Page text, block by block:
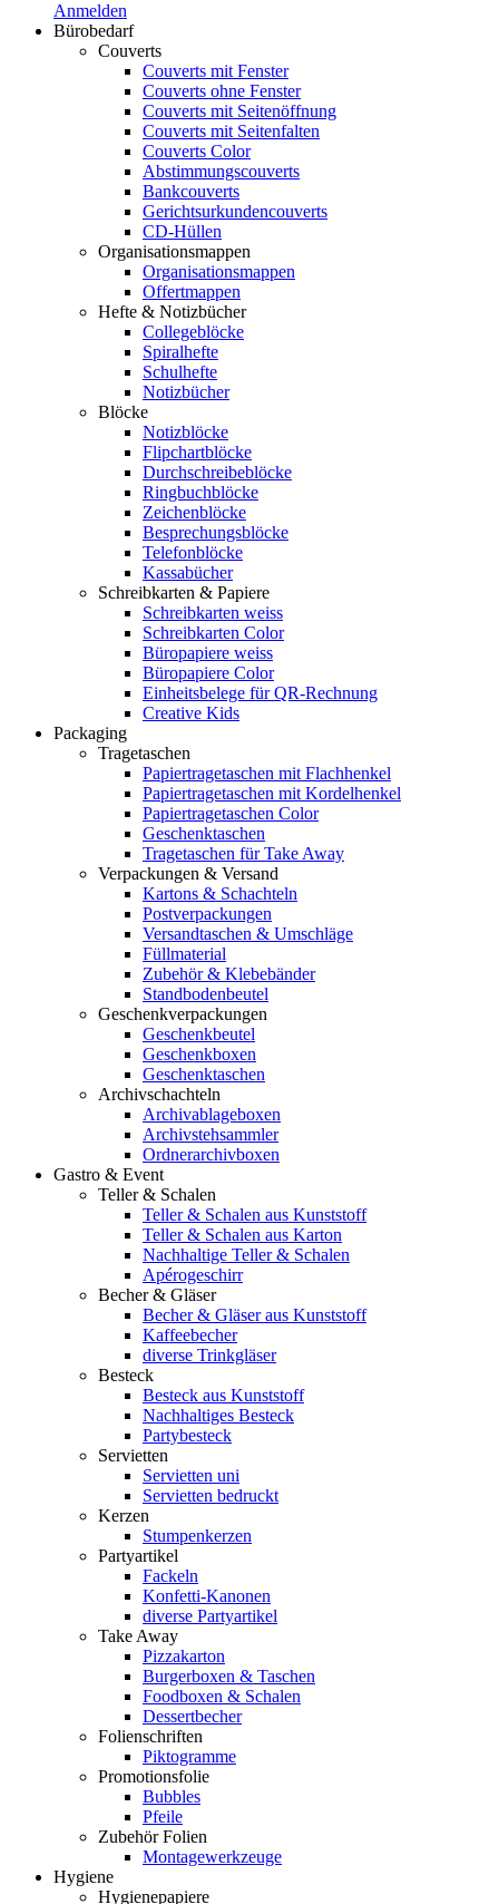
Anmelden
Bürobedarf
Couverts
Couverts mit Fenster
Couverts ohne Fenster
Couverts mit Seitenöffnung
Couverts mit Seitenfalten
Couverts Color
Abstimmungscouverts
Bankcouverts
Gerichtsurkundencouverts
CD-Hüllen
Organisationsmappen
Organisationsmappen
Offertmappen
Hefte & Notizbücher
Collegeblöcke
Spiralhefte
Schulhefte
Notizbücher
Blöcke
Notizblöcke
Flipchartblöcke
Durchschreibeblöcke
Ringbuchblöcke
Zeichenblöcke
Besprechungsblöcke
Telefonblöcke
Kassabücher
Schreibkarten & Papiere
Schreibkarten weiss
Schreibkarten Color
Büropapiere weiss
Büropapiere Color
Einheitsbelege für QR-Rechnung
Creative Kids
Packaging
Tragetaschen
Papiertragetaschen mit Flachhenkel
Papiertragetaschen mit Kordelhenkel
Papiertragetaschen Color
Geschenktaschen
Tragetaschen für Take Away
Verpackungen & Versand
Kartons & Schachteln
Postverpackungen
Versandtaschen & Umschläge
Füllmaterial
Zubehör & Klebebänder
Standbodenbeutel
Geschenkverpackungen
Geschenkbeutel
Geschenkboxen
Geschenktaschen
Archivschachteln
Archivablageboxen
Archivstehsammler
Ordnerarchivboxen
Gastro & Event
Teller & Schalen
Teller & Schalen aus Kunststoff
Teller & Schalen aus Karton
Nachhaltige Teller & Schalen
Apérogeschirr
Becher & Gläser
Becher & Gläser aus Kunststoff
Kaffeebecher
diverse Trinkgläser
Besteck
Besteck aus Kunststoff
Nachhaltiges Besteck
Partybesteck
Servietten
Servietten uni
Servietten bedruckt
Kerzen
Stumpenkerzen
Partyartikel
Fackeln
Konfetti-Kanonen
diverse Partyartikel
Take Away
Pizzakarton
Burgerboxen & Taschen
Foodboxen & Schalen
Dessertbecher
Folienschriften
Piktogramme
Promotionsfolie
Bubbles
Pfeile
Zubehör Folien
Montagewerkzeuge
Hygiene
Hygienepapiere